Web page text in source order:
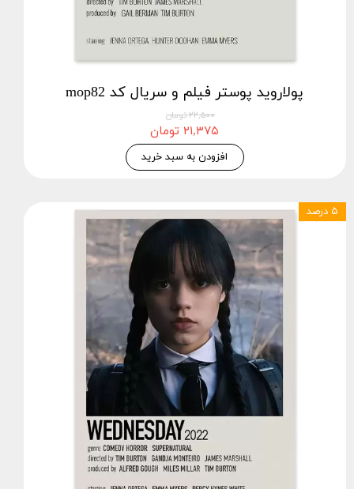
پولاروید پوستر فیلم و سریال کد mop82
۲۲,۵۰۰ تومان
۲۱,۳۷۵ تومان
افزودن به سبد خرید
۵ درصد